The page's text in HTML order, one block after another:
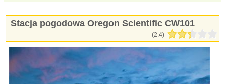
Stacja pogodowa Oregon Scientific CW101
(2.4)